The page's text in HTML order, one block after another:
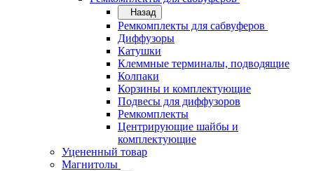
Назад
Ремкомплекты для сабвуферов
Диффузоры
Катушки
Клеммные терминалы, подводящие
Колпаки
Корзины и комплектующие
Подвесы для диффузоров
Ремкомплекты
Центрирующие шайбы и
комплектующие
Уцененный товар
Магнитолы